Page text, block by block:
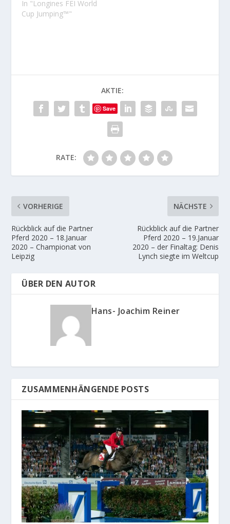
In "Longines FEI World
Cup Jumping™"
AKTIE:
Save
RATE:
VORHERIGE
Rückblick auf die Partner
Pferd 2020 – 18.Januar
2020 – Championat von
Leipzig
NÄCHSTE
Rückblick auf die Partner
Pferd 2020 – 19.Januar
2020 – der Finaltag: Denis
Lynch siegte im Weltcup
ÜBER DEN AUTOR
Hans- Joachim Reiner
ZUSAMMENHÄNGENDE POSTS